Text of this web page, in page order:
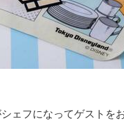
ェフになってゲストをお